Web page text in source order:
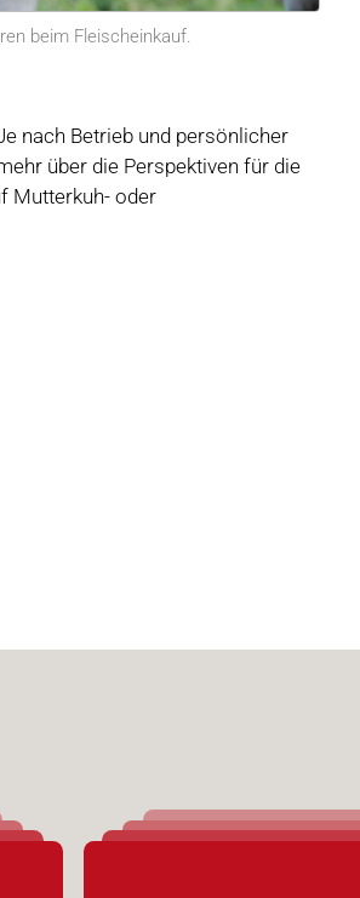
beim Fleischeinkauf.
nach Betrieb und persönlicher
über die Perspektiven für die
Mutterkuh- oder